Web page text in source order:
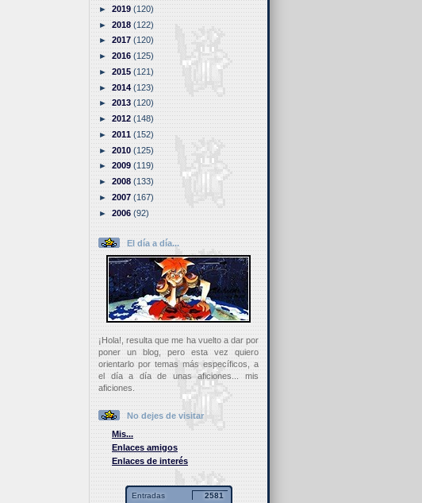
►2019(120)
►2018(122)
►2017(120)
►2016(125)
►2015(121)
►2014(123)
►2013(120)
►2012(148)
►2011(152)
►2010(125)
►2009(119)
►2008(133)
►2007(167)
►2006(92)
El día a día...
¡Hola!, resulta que me ha vuelto a dar por
poner un blog, pero esta vez quiero
orientarlo por temas más específicos, a
el día a día de unas aficiones... mis
aficiones.
No dejes de visitar
Mis...
Enlaces amigos
Enlaces de interés
Entradas 2581